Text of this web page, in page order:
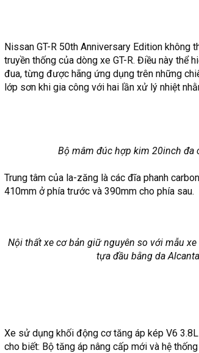
Nissan GT-R 50th Anniversary Edition không
truyền thống của dòng xe GT-R. Điều này thể
đua, từng được hãng ứng dụng trên những
lớp sơn khi gia công với hai lần xử lý nhiệt
Bộ mâm đúc hợp kim 20inch
Trung tâm của la-zăng là các đĩa phanh
410mm ở phía trước và 390mm cho phía sau.
Nội thất xe cơ bản giữ nguyên so với mẫu
tựa đầu bằng da
Xe sử dụng khối động cơ tăng áp kép V6
cho biết: Bộ tăng áp nâng cấp mới và hệ